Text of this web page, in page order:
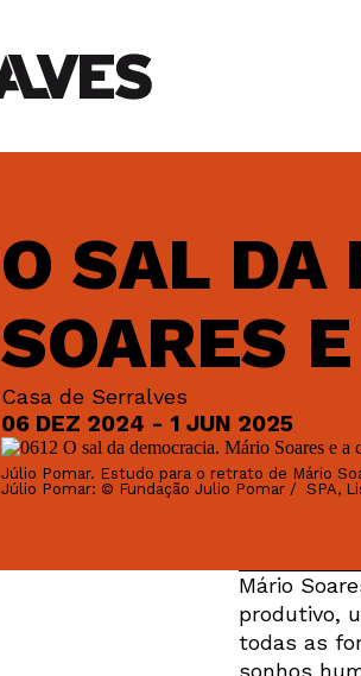
O SAL DA
SOARES
Casa de Serralves
06 DEZ 2024 - 1 JUN 2025
Júlio Pomar. Estudo para o retrato de Mário
Júlio Pomar: © Fundação Julio Pomar / SPA,
Mário
produtivo,
todas as